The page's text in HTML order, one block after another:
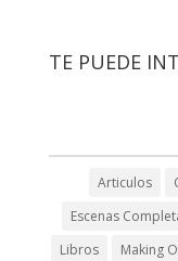
TE PUEDE
Articulos
Escenas
Libros
Making